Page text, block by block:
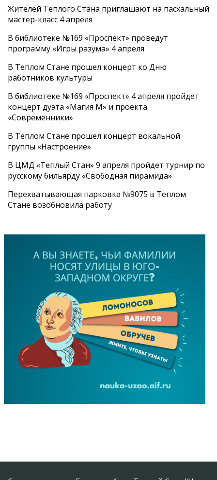
Жителей Теплого Стана приглашают на пасхальный
мастер-класс 4 апреля
В библиотеке №169 «Проспект» проведут
программу «Игры разума» 4 апреля
В Теплом Стане прошел концерт ко Дню
работников культуры
В библиотеке №169 «Проспект» 4 апреля пройдет
концерт дуэта «Магия М» и проекта
«Современники»
В Теплом Стане прошел концерт вокальной
группы «Настроение»
В ЦМД «Теплый Стан» 9 апреля пройдет турнир по
русскому бильярду «Свободная пирамида»
Перехватывающая парковка №9075 в Теплом
Стане возобновила работу